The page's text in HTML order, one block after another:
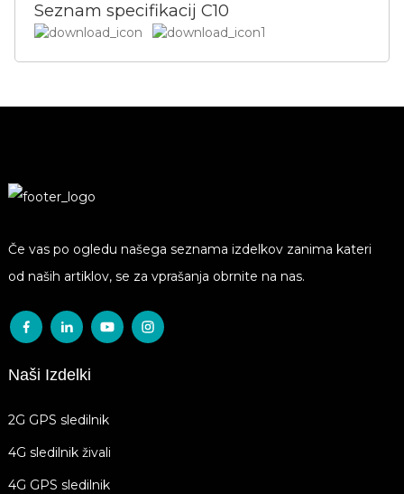
Seznam specifikacij C10
Če vas po ogledu našega seznama izdelkov zanima kateri
od naših artiklov, se za vprašanja obrnite na nas.
Naši Izdelki
2G GPS sledilnik
4G sledilnik živali
4G GPS sledilnik